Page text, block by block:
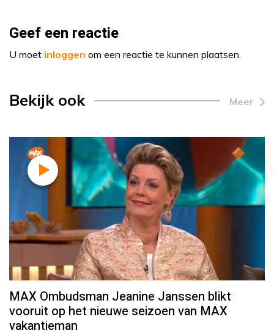
Geef een reactie
U moet inloggen om een reactie te kunnen plaatsen.
Bekijk ook Meer
MAX Ombudsman Jeanine Janssen blikt
vooruit op het nieuwe seizoen van MAX
vakantieman